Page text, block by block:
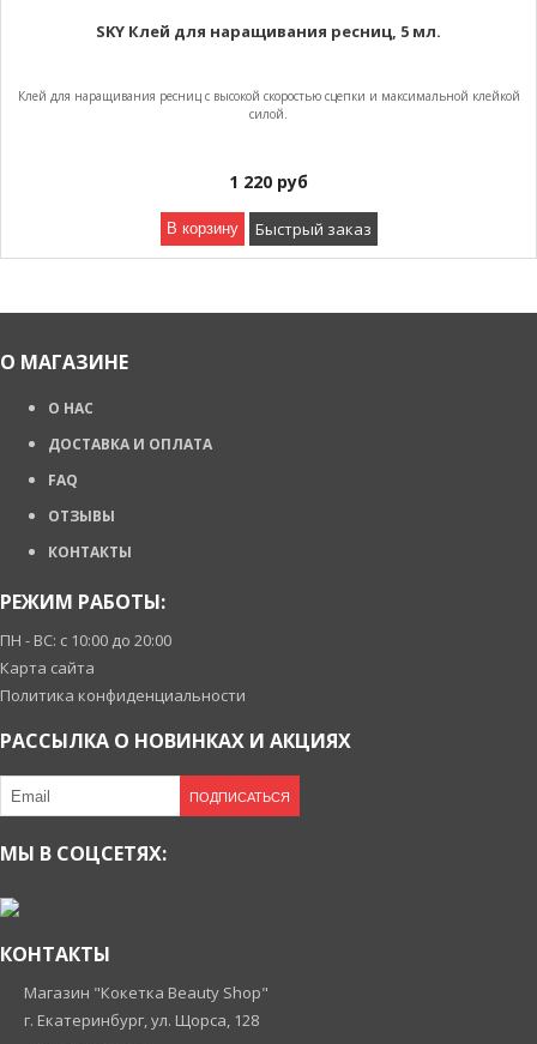
SKY Клей для наращивания ресниц, 5 мл.
Клей для наращивания ресниц с высокой скоростью сцепки и максимальной клейкой
силой.
1 220 руб
В корзину Быстрый заказ
О МАГАЗИНЕ
О НАС
ДОСТАВКА И ОПЛАТА
FAQ
ОТЗЫВЫ
КОНТАКТЫ
РЕЖИМ РАБОТЫ:
ПН - ВС: с 10:00 до 20:00
Карта сайта
Политика конфиденциальности
РАССЫЛКА О НОВИНКАХ И АКЦИЯХ
ПОДПИСАТЬСЯ
МЫ В СОЦСЕТЯХ:
КОНТАКТЫ
Магазин "Кокетка Beauty Shop"
г. Екатеринбург, ул. Щорса, 128